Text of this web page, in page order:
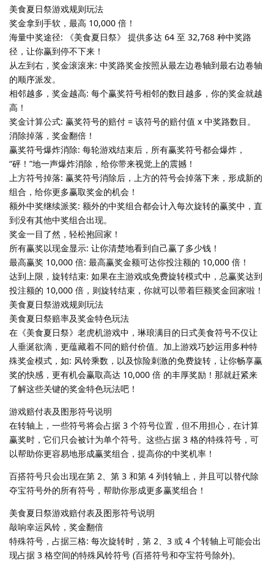
美食夏日祭游戏规则玩法
奖金拿到手软，最高 10,000 倍！
海量中奖途径: 《美食夏日祭》 提供多达 64 至 32,768 种中奖路
径，让你赢到停不下来！
从左到右，奖金滚滚来: 中奖路奖金按照从最左边卷轴到最右边卷轴
的顺序派发。
相邻越多，奖金越高: 每个赢奖符号相邻的数目越多，你的奖金就越
高！
奖金计算公式: 赢奖符号的赔付 = 该符号的赔付值 x 中奖路数目。
消除掉落，奖金翻倍！
赢奖符号爆炸消除: 每轮游戏结束后，所有赢奖符号都会爆炸，
“砰！”地一声爆炸消除，给你带来视觉上的震撼！
上方符号掉落: 赢奖符号消除后，上方的符号会掉落下来，形成新的
组合，给你更多赢取奖金的机会！
额外中奖继续派奖: 额外的中奖组合都会计入每次旋转的赢奖中，直
到没有其他中奖组合出现。
奖金一目了然，轻松抱回家！
所有赢奖以现金显示: 让你清楚地看到自己赢了多少钱！
最高赢奖 10,000 倍: 最高赢奖金额可达你投注额的 10,000 倍！
达到上限，旋转结束: 如果在主游戏或免费旋转模式中，总赢奖达到
投注额的 10,000 倍，则旋转结束，你就可以带着巨额奖金回家啦！
美食夏日祭游戏规则玩法
美食夏日祭赔率及奖金特色玩法
在《美食夏日祭》老虎机游戏中，琳琅满目的日式美食符号不仅让
人垂涎欲滴，更蕴藏着不同的赔付价值。加上游戏巧妙运用多种特
殊奖金模式，如: 风铃乘数，以及惊险刺激的免费旋转，让你畅享赢
奖的快感，更有机会赢取高达 10,000 倍 的丰厚奖励！那就赶紧来
了解这些关键的奖金特色玩法吧！
游戏赔付表及图形符号说明
在转轴上，一些符号将会占据 3 个符号位置，但不用担心，在计算
赢奖时，它们只会被计为单个符号。这些占据 3 格的特殊符号，可
以帮助你更容易地形成赢奖组合，提高你的中奖机率！
百搭符号只会出现在第 2、第 3 和第 4 列转轴上，并且可以替代除
夺宝符号外的所有符号，帮助你形成更多赢奖组合！
美食夏日祭游戏赔付表及图形符号说明
敲响幸运风铃，奖金翻倍
特殊符号，占据三格: 每次旋转时，第 2、3 或 4 个转轴上可能会出
现占据 3 格空间的特殊风铃符号 (百搭符号和夺宝符号除外)。